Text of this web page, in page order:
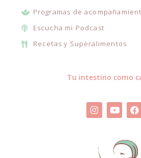
Tu intestino como
Programas de
Escucha mi Podcast
Recetas y Superalimentos